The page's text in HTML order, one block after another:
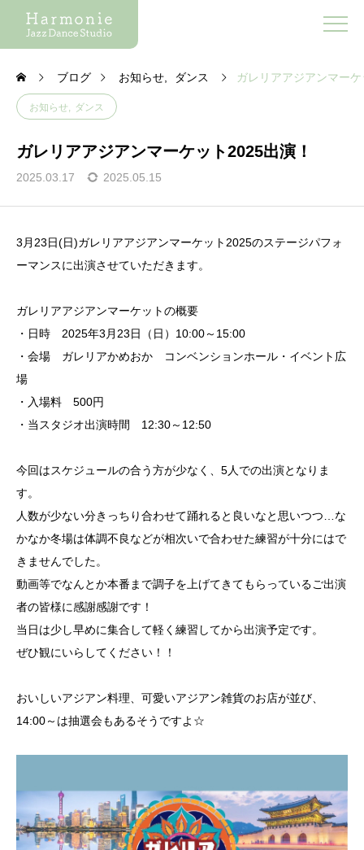
ブログ お知らせ ダンス ガレリアアジアンマー
お知らせ ダンス
ガレリアアジアンマーケット2025出演！
2025.03.17 2025.05.15
3月23日(日)ガレリアアジアンマーケット2025のステージパフォ
ーマンスに出演させていただきます。
ガレリアアジアンマーケットの概要
・日時 2025年3月23日（日）10:00～15:00
・会場 ガレリアかめおか コンベンションホール・イベント広
場
・入場料 500円
・当スタジオ出演時間 12:30～12:50
今回はスケジュールの合う方が少なく、5人での出演となりま
す。
人数が少ない分きっちり合わせて踊れると良いなと思いつつ…な
かなか冬場は体調不良などが相次いで合わせた練習が十分にはで
きませんでした。
動画等でなんとか本番まで調子を上げてきてもらっているご出演
者の皆様に感謝感謝です！
当日は少し早めに集合して軽く練習してから出演予定です。
ぜひ観にいらしてください！！
おいしいアジアン料理、可愛いアジアン雑貨のお店が並び、
14:00～は抽選会もあるそうですよ☆